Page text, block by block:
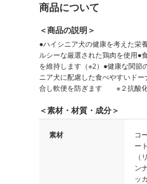
商品について
＜商品の説明＞
●ハイシニア犬の健康を考えた栄
ルシーな厳選された鶏肉を使用●
を維持します（※2）●健康な関節
ニア犬に配慮した食べやす
合し軟便を防ぎます ※２抗酸化
＜素材・材質・成分＞
素材
コ
ー
ン
ッ